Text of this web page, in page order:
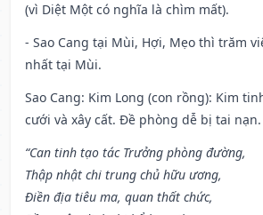
(vì Diệt Một có nghĩa là chìm mất).
- Sao Cang tại Mùi, Hợi, Mẹo thì trăm
nhất tại Mùi.
Sao Cang: Kim Long (con rồng): Kim
cưới và xây cất. Đề phòng dễ bị tai nạn.
“Can tinh tạo tác Trưởng phòng đường,
Thập nhật chi trung chủ hữu ương,
Điền địa tiêu ma, quan thất chức,